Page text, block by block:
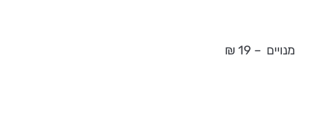
מנויים – 19 ₪